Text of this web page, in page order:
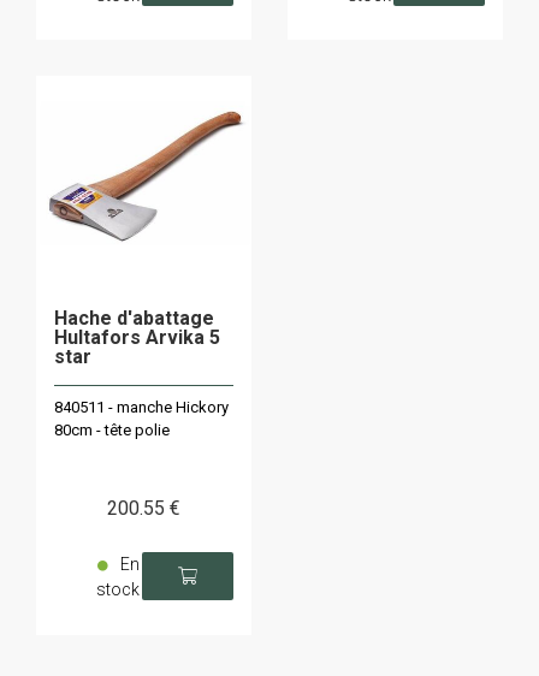
Hache d'abattage
Hultafors Arvika 5
star
840511 - manche Hickory
80cm - tête polie
200.55 €
En
stock